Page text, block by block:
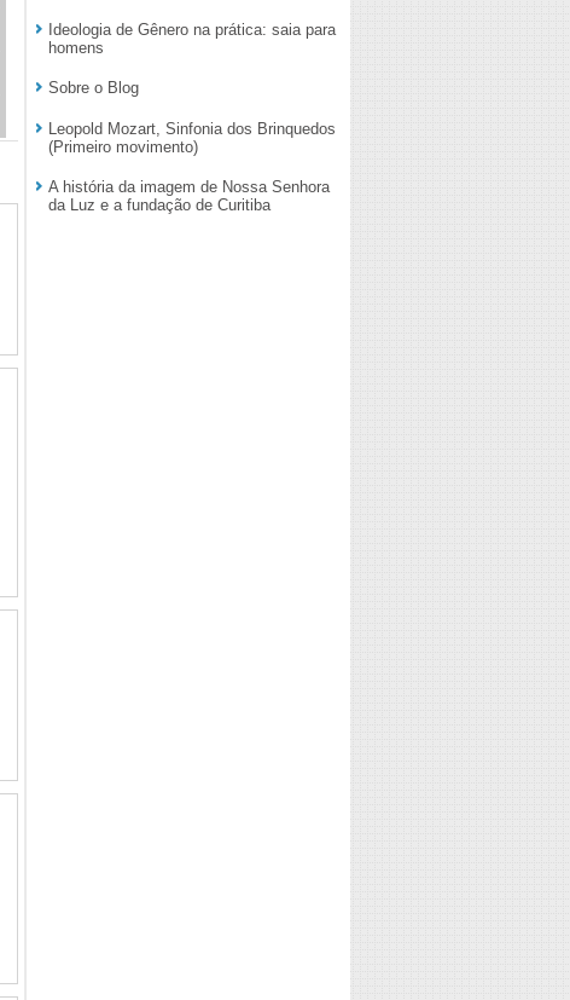
Ideologia de Gênero na prática: saia para
homens
Sobre o Blog
Leopold Mozart, Sinfonia dos Brinquedos
(Primeiro movimento)
A história da imagem de Nossa Senhora
da Luz e a fundação de Curitiba